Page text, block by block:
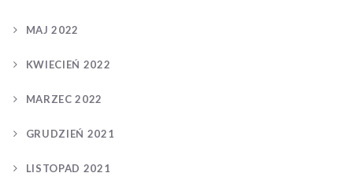
MAJ 2022
KWIECIEŃ 2022
MARZEC 2022
GRUDZIEŃ 2021
LISTOPAD 2021